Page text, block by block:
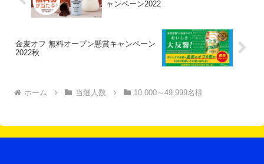
ャンペーン2022
金麦オフ 無料オープン懸賞キャンペーン
2022秋
ホーム 当選人数 10,000～49,999名様